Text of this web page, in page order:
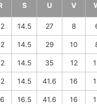
S U V
14.5 27 8
14.5 29 10
14.5 35 12
14.5 41.6 16
16.5 41.6 16